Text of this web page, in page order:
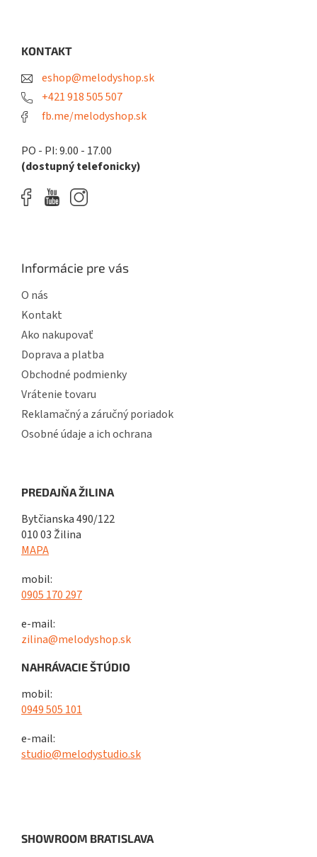
KONTAKT
eshop@melodyshop.sk
+421 918 505 507
fb.me/melodyshop.sk
PO - PI: 9.00 - 17.00
(dostupný telefonicky)
Informácie pre vás
O nás
Kontakt
Ako nakupovať
Doprava a platba
Obchodné podmienky
Vrátenie tovaru
Reklamačný a záručný poriadok
Osobné údaje a ich ochrana
PREDAJŇA ŽILINA
Bytčianska 490/122
010 03 Žilina
MAPA
mobil:
0905 170 297
e-mail:
zilina@melodyshop.sk
NAHRÁVACIE ŠTÚDIO
mobil:
0949 505 101
e-mail:
studio@melodystudio.sk
SHOWROOM BRATISLAVA